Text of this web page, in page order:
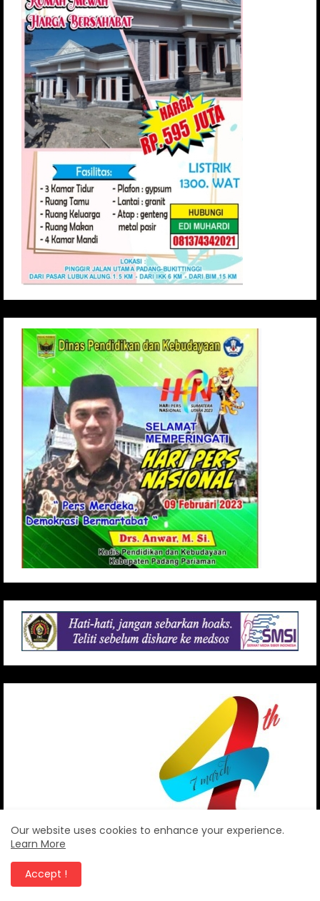
Our website uses cookies to enhance your experience.
Learn More
Accept !